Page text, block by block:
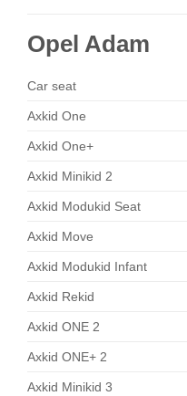
Opel Adam
Car seat
Axkid One
Axkid One+
Axkid Minikid 2
Axkid Modukid Seat
Axkid Move
Axkid Modukid Infant
Axkid Rekid
Axkid ONE 2
Axkid ONE+ 2
Axkid Minikid 3